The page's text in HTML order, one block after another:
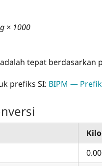
× 1000
tepat berdasarkan
prefiks SI: BIPM —